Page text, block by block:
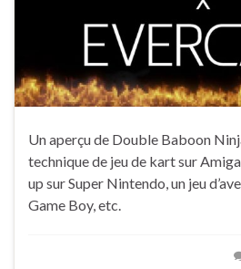
Un aperçu de Double Baboon
technique de jeu de kart sur
up sur Super Nintendo, un jeu
Game Boy, etc.